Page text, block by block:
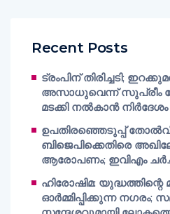
Recent Posts
ട്രംപിന് തിരിച്ചടി;
അസാധുവെന്ന് സുപ്രീം
മടക്കി നൽകാൻ നിർദേശം
ഉപതിരഞ്ഞെടുപ്പ്
ബിജെപിക്കെതിരെ
ആരോപണം; ഇവിഎം
ഹിരോഷിമ:
ഓർമ്മിപ്പിക്കുന്ന നഗരം;